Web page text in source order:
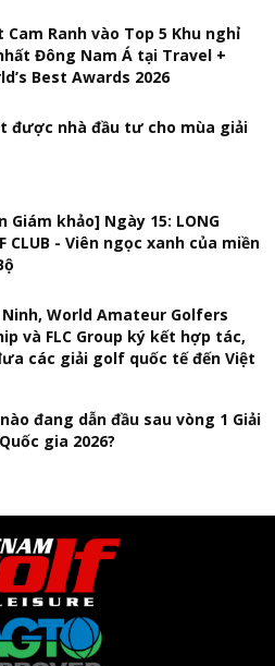
Cam Ranh vào Top 5 Khu nghỉ
Đông Nam Á tại Travel +
Best Awards 2026
được nhà đầu tư cho mùa giải
Giám khảo] Ngày 15: LONG
CLUB - Viên ngọc xanh của miền
World Amateur Golfers
và FLC Group ký kết hợp tác,
các giải golf quốc tế đến Việt
đang dẫn đầu sau vòng 1 Giải
gia 2026?